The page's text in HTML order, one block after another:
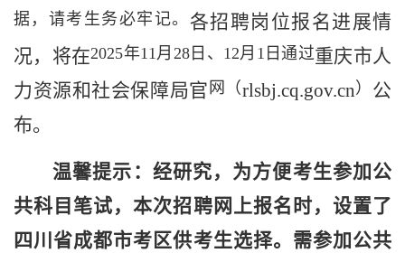
据，请考生务必牢记。 各招聘岗位报名进展情
况，将在2025年11月 28日、 12月 1 日通过重庆市人
力资源和社会保障局官 网（rlsbj.cq.gov.cn） 公
布。
温馨提示：经研究，为方便考生参加公
共科目笔试，本次招聘网上报名时， 设置了
四川省成都市考区供考生选择。需参加公共